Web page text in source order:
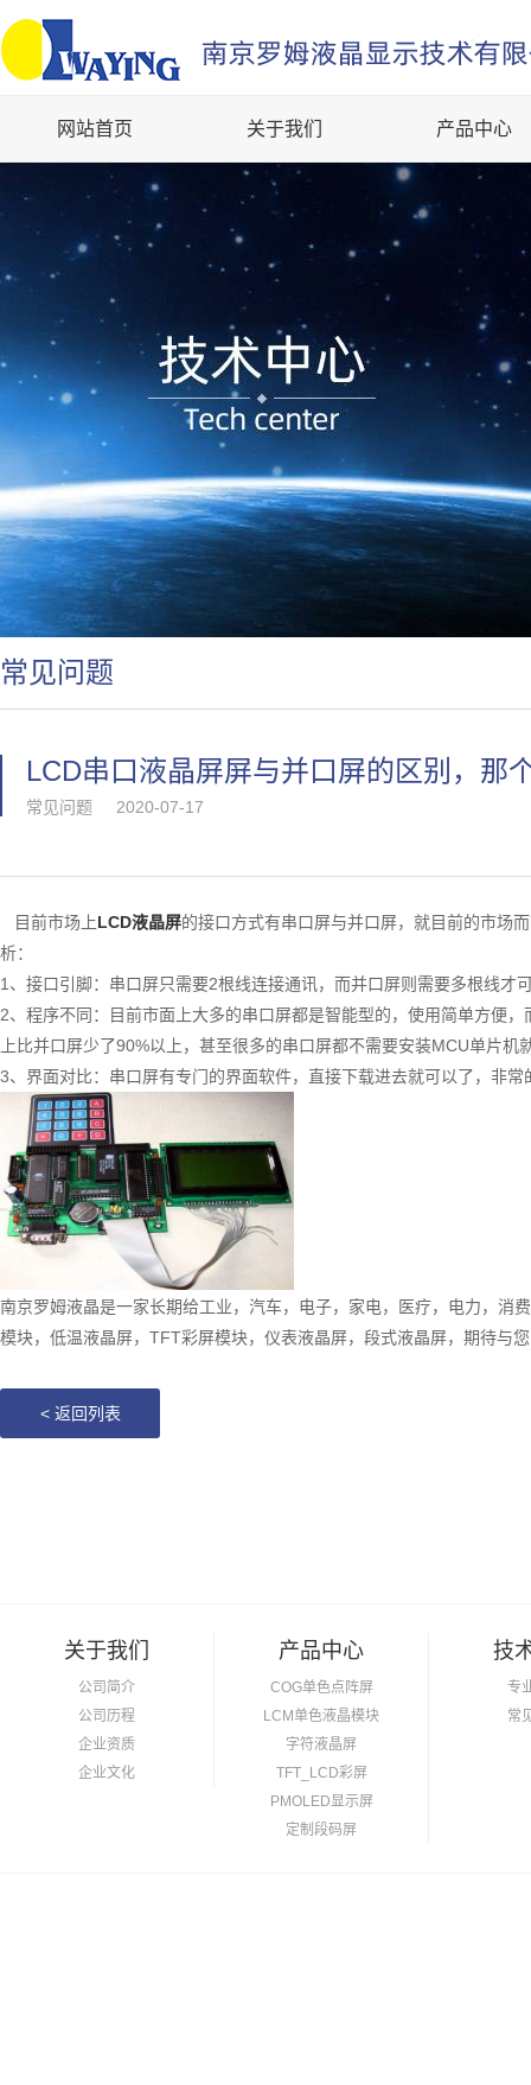
网站首页 关于我们 产品中心
常见问题
LCD串口液晶屏屏与并口屏的区别，那
常见问题 2020-07-17
目前市场上LCD液晶屏的接口方式有串口屏与并口屏，就目前的市场
析：
1、接口引脚：串口屏只需要2根线连接通讯，而并口屏则需要多根线才
2、程序不同：目前市面上大多的串口屏都是智能型的，使用简单方便
上比并口屏少了90%以上，甚至很多的串口屏都不需要安装MCU单片机
3、界面对比：串口屏有专门的界面软件，直接下载进去就可以了，非常
南京罗姆液晶是一家长期给工业，汽车，电子，家电，医疗，电力，消
模块，低温液晶屏，TFT彩屏模块，仪表液晶屏，段式液晶屏，期待与
< 返回列表
关于我们
公司简介
公司历程
企业资质
企业文化
产品中心
COG单色点阵屏
LCM单色液晶模块
字符液晶屏
TFT_LCD彩屏
PMOLED显示屏
定制段码屏
技
专
常